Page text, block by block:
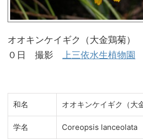
オオキンケイギク（大金鶏菊）
０日 撮影
上三依水生植物園
和名 オオキンケイギク（大
学名 Coreopsis lanceolata